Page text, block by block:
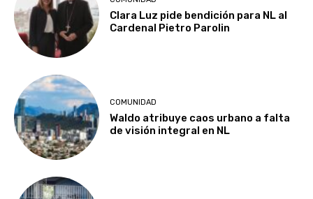
Clara Luz pide bendición para NL al
Cardenal Pietro Parolin
COMUNIDAD
Waldo atribuye caos urbano a falta
de visión integral en NL